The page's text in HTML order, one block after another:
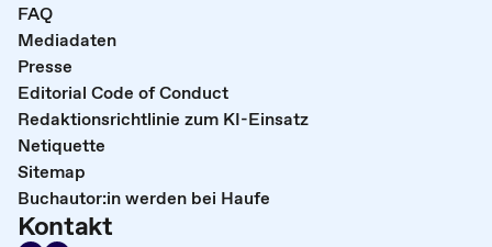
FAQ
Mediadaten
Presse
Editorial Code of Conduct
Redaktionsrichtlinie zum KI-Einsatz
Netiquette
Sitemap
Buchautor:in werden bei Haufe
Kontakt